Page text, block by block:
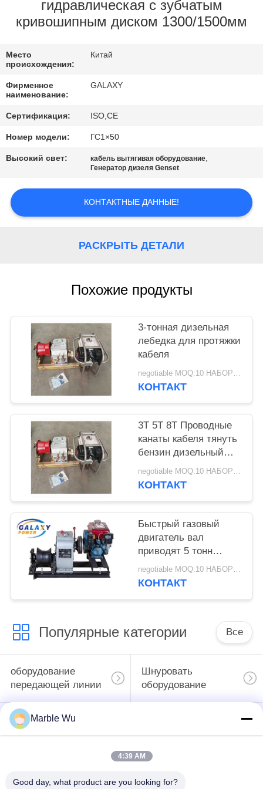
КОНТРОЛЬ
КАЧЕСТВА
СВЯЖИТЕСЬ
С
НАМИ
НОВОСТИ
КАРТА
гидравлическая с зубчатым
кривошипным диском 1300/1500мм
Место
происхождения:
Китай
Фирменное
наименование:
GALAXY
Сертификация: ISO,CE
Номер модели: ГС1×50
Высокий свет: кабель вытягивая оборудование,
Генератор дизеля Genset
КОНТАКТНЫЕ ДАННЫЕ!
РАСКРЫТЬ ДЕТАЛИ
Похожие продукты
3-тонная дизельная
лебедка для протяжки
кабеля
negotiable MOQ:10 НАБОРОВ
КОНТАКТ
3T 5T 8T Проводные
канаты кабеля тянуть
бензин дизельный
электрический
двигатель силовая
negotiable MOQ:10 НАБОРОВ
КОНТАКТ
Быстрый газовый
двигатель вал
приводят 5 тонн
бензиновый
двигатель приводят
negotiable MOQ:10 НАБОРОВ
КОНТАКТ
Популярные категории Все
оборудование
передающей линии
Шнуровать
оборудование
линия
электропередач
инструмент
Marble Wu
4:39 AM
Good day, what product are you looking for?